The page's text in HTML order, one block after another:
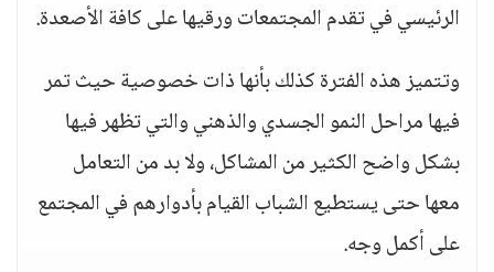
الرئيسي في تقدم المجتمعات ورقيها على كافة الأصعدة.
وتتميز هذه الفترة كذلك بأنها ذات خصوصية حيث تمر
فيها مراحل النمو الجسدي والذهني والتي تظهر فيها
بشكل واضح الكثير من المشاكل، ولا بد من التعامل
معها حتى يستطيع الشباب القيام بأدوارهم في المجتمع
على أكمل وجه.